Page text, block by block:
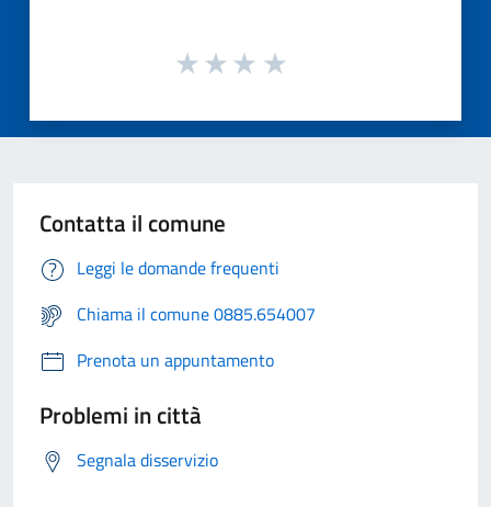
Contatta il comune
Leggi le domande frequenti
Chiama il comune 0885.654007
Prenota un appuntamento
Problemi in città
Segnala disservizio